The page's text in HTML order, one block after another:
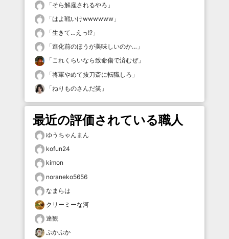
「そら解雇されるやろ 」
「はよ戦いけwwwwww 」
「生きて…えっ!? 」
「進化前のほうが美味しいのか… 」
「これくらいなら致命傷で済むぜ」
「将軍やめて抜刀斎に転職しろ 」
「ねりものさんだ笑 」
最近の評価されている職人
ゆうちゃんまん
kofun24
kimon
noraneko5656
なまらは
クリーミーな河
達観
ぷかぷか